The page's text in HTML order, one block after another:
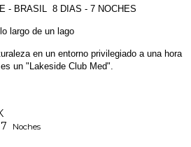
- BRASIL 8 DIAS - 7 NOCHES
largo de un lago
en un entorno privilegiado a una hora
un "Lakeside Club Med".
7 Noches